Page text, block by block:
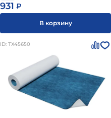
931 ₽
В корзину
ID: ТХ45650